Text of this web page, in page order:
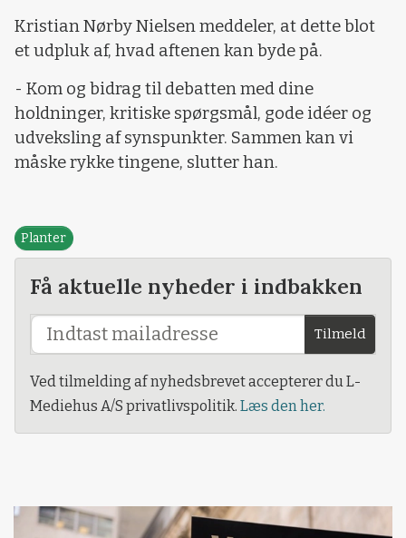
Kristian Nørby Nielsen meddeler, at dette blot
et udpluk af, hvad aftenen kan byde på.
- Kom og bidrag til debatten med dine
holdninger, kritiske spørgsmål, gode idéer og
udveksling af synspunkter. Sammen kan vi
måske rykke tingene, slutter han.
Planter
Få aktuelle nyheder i indbakken
Tilmeld
Ved tilmelding af nyhedsbrevet accepterer du L-
Mediehus A/S privatlivspolitik. Læs den her.